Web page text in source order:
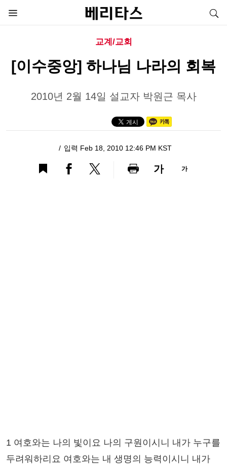
교계/교회
[이수중앙] 하나님 나라의 회복
2010년 2월 14일 설교자 박원근 목사
입력 Feb 18, 2010 12:46 PM KST
가 가
1 여호와는 나의 빛이요 나의 구원이시니 내가 누구를
두려워하리요 여호와는 내 생명의 능력이시니 내가